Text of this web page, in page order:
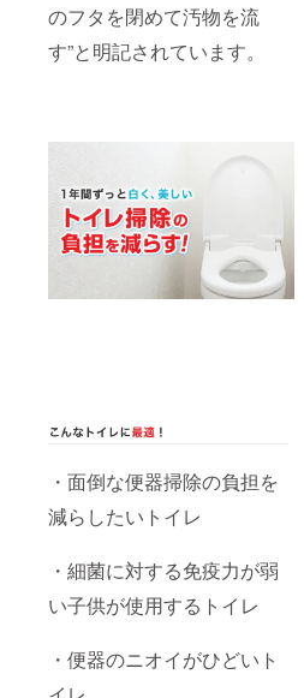
のフタを閉めて汚物を流
す”と明記されています。
・面倒な便器掃除の負担を
減らしたいトイレ
・細菌に対する免疫力が弱
い子供が使用するトイレ
・便器のニオイがひどいト